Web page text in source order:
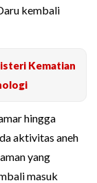
kembali
Kematian
hingga
aktivitas aneh
yang
masuk